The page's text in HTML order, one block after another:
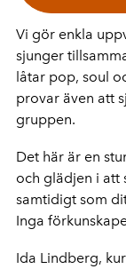
Vi gör enkla
sjunger
låtar pop, soul
provar även att
gruppen.
Det här är en
och glädjen i att
samtidigt som
Inga
Ida Lindberg,